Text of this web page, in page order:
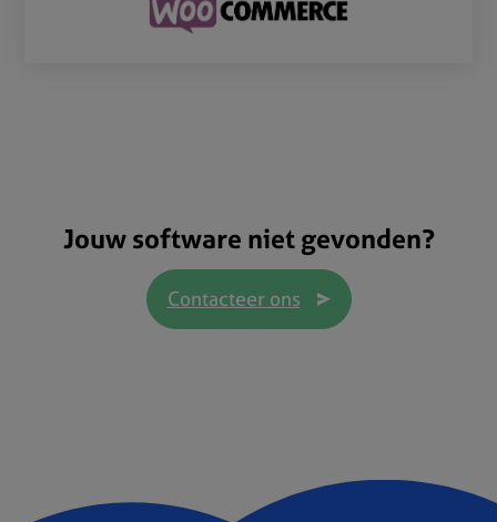
Jouw software niet gevonden?
Contacteer ons